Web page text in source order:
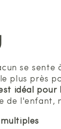
se
plus près
idéal pour
de l'enfant,